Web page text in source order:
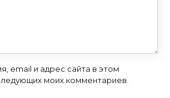
email и адрес сайта в этом
моих комментариев.